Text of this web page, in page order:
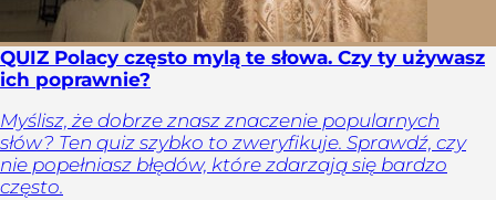
QUIZ Polacy często mylą te słowa. Czy ty używasz
ich poprawnie?
Myślisz, że dobrze znasz znaczenie popularnych
słów? Ten quiz szybko to zweryfikuje. Sprawdź, czy
nie popełniasz błędów, które zdarzają się bardzo
często.